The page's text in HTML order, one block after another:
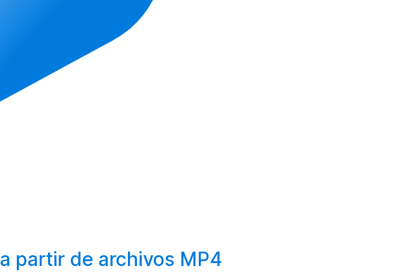
a partir de archivos MP4